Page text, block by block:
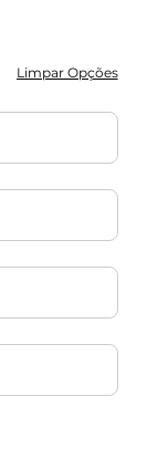
Limpar Opções